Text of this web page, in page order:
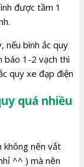
được tầm 1
nếu bình ắc quy
báo 1-2 vạch thì
quy xe đạp điện
quá nhiều
không nên vắt
^^ ) mà nên